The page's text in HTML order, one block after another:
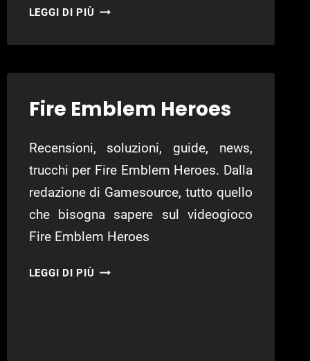
LEGGI DI PIÙ DISPONIBILE
VERSIONE
EMBLEM
Fire Emblem Heroes
Recensioni, soluzioni, guide, news,
trucchi per Fire Emblem Heroes. Dalla
redazione di Gamesource, tutto quello
che bisogna sapere sul videogioco
Fire Emblem Heroes
LEGGI DI PIÙ FIRE